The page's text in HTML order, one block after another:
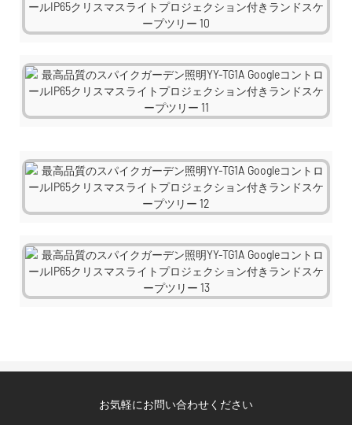
お気軽にお問い合わせください